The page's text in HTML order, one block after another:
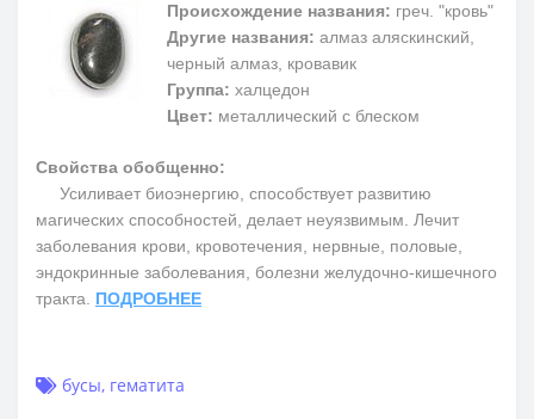
Происхождение названия: греч. "кровь"
Другие названия: алмаз аляскинский,
черный алмаз, кровавик
Группа: халцедон
Цвет: металлический с блеском
Свойства обобщенно:
Усиливает биоэнергию, способствует развитию
магических способностей, делает неуязвимым. Лечит
заболевания крови, кровотечения, нервные, половые,
эндокринные заболевания, болезни желудочно-кишечного
тракта. ПОДРОБНЕЕ
бусы, гематита